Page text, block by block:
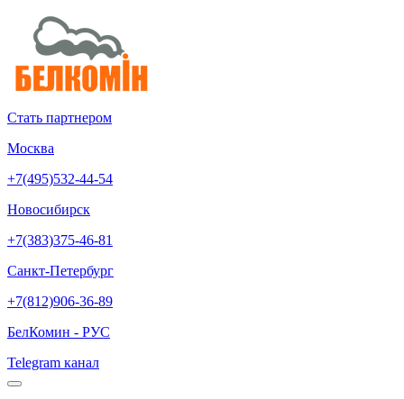
Стать партнером
Москва
+7(495)532-44-54
Новосибирск
+7(383)375-46-81
Санкт-Петербург
+7(812)906-36-89
БелКомин - РУС
Telegram канал